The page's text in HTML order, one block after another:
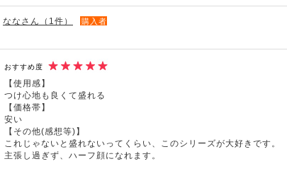
ななさん（1件） 購入者
おすすめ度
【使用感】
つけ心地も良くて盛れる
【価格帯】
安い
【その他(感想等)】
これじゃないと盛れないってくらい、このシリーズが大好きです。
主張し過ぎず、ハーフ顔になれます。